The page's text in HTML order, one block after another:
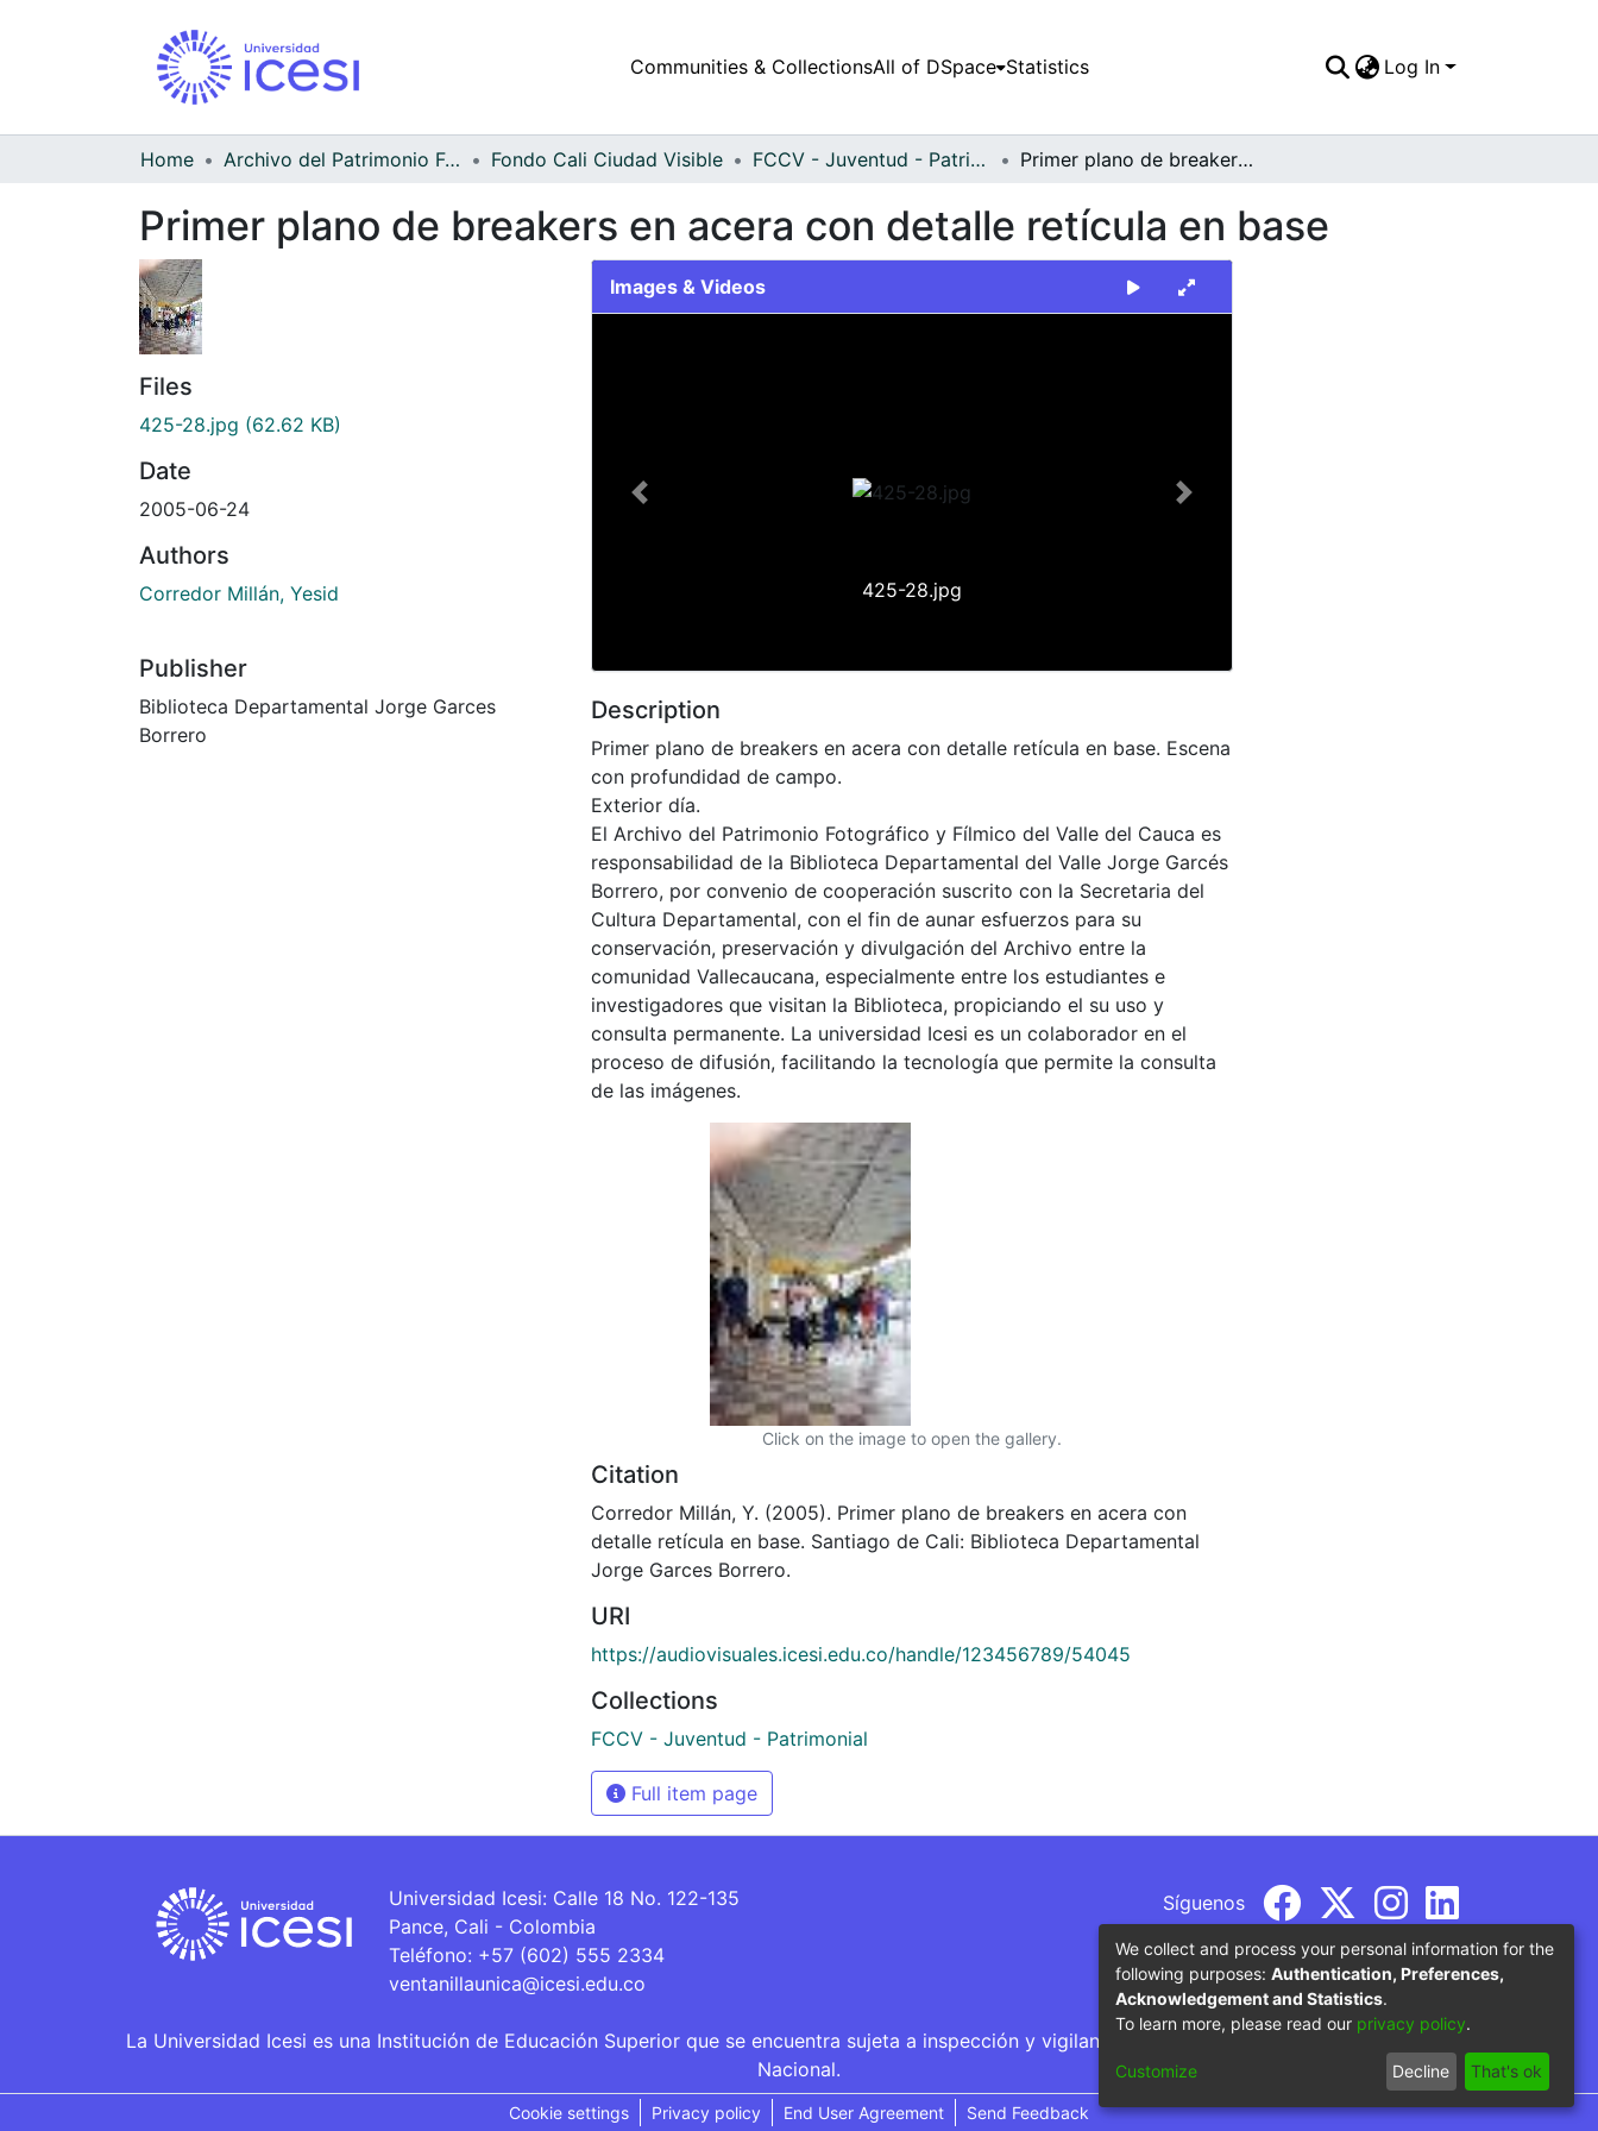
Communities & CollectionsAll of DSpace Statistics Log In
Home Archivo del Patrimonio Fotográfico y Fílmico del Valle del Cauca Fondo Cali Ciudad Visible FCCV - Juventud - Patrimonial Primer plano de breakers en acera con detalle retícula en base
Primer plano de breakers en acera con detalle retícula en base
Files
425-28.jpg (62.62 KB)
Date
2005-06-24
Authors
Corredor Millán, Yesid
Publisher
Biblioteca Departamental Jorge Garces
Borrero
Images & Videos
425-28.jpg
Previous Next
Description
Primer plano de breakers en acera con detalle retícula en base. Escena
con profundidad de campo.
Exterior día.
El Archivo del Patrimonio Fotográfico y Fílmico del Valle del Cauca es
responsabilidad de la Biblioteca Departamental del Valle Jorge Garcés
Borrero, por convenio de cooperación suscrito con la Secretaria del
Cultura Departamental, con el fin de aunar esfuerzos para su
conservación, preservación y divulgación del Archivo entre la
comunidad Vallecaucana, especialmente entre los estudiantes e
investigadores que visitan la Biblioteca, propiciando el su uso y
consulta permanente. La universidad Icesi es un colaborador en el
proceso de difusión, facilitando la tecnología que permite la consulta
de las imágenes.
Click on the image to open the gallery.
Citation
Corredor Millán, Y. (2005). Primer plano de breakers en acera con
detalle retícula en base. Santiago de Cali: Biblioteca Departamental
Jorge Garces Borrero.
URI
https://audiovisuales.icesi.edu.co/handle/123456789/54045
Collections
FCCV - Juventud - Patrimonial
Full item page
Universidad Icesi: Calle 18 No. 122-135
Pance, Cali - Colombia
Teléfono: +57 (602) 555 2334
ventanillaunica@icesi.edu.co
Síguenos
La Universidad Icesi es una Institución de Educación Superior que se encuentra sujeta a inspección y vigilancia por parte del Ministerio de Educación
Nacional.
Cookie settings Privacy policy End User Agreement Send Feedback
We collect and process your personal information for the
following purposes: Authentication, Preferences,
Acknowledgement and Statistics.
To learn more, please read our privacy policy.
Customize Decline That's ok